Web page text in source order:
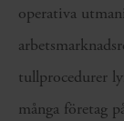
operativa
tullprocedurer
många företag